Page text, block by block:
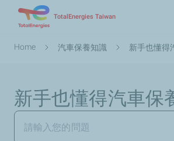
main
TotalEnergies Taiwan
Breadcrumb
Home 汽車保養知識 新手也懂得
新手也懂得汽車保